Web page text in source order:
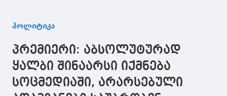
მოზიდვაა, მათ არ
ხელისუფლებაში
ყოფნის წარსული
ტვირთი
იყო ის ადამიანი,
ვისაც არ
მიჰქონდა ამბები
პირველ პირამდე
პოლიტიკა
პრემიერი: აბსოლუტურად
ყალბი შინაარსი იქმნება
სოცმედიაში, არარსებული